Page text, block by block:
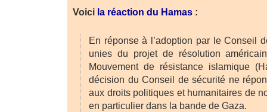
Voici la réaction du Hamas :
En réponse à l’adoption par le Conseil
unies du projet de résolution
Mouvement de résistance islamique
décision du Conseil de sécurité ne
aux droits politiques et humanitaires de
en particulier dans la bande de Gaza.